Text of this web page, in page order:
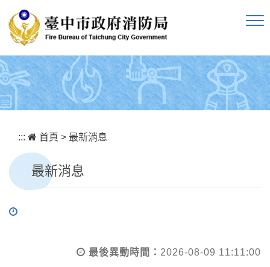
::: 首頁 > 最新消息
最新消息
最後異動時間： 2026-08-09 11:11:00